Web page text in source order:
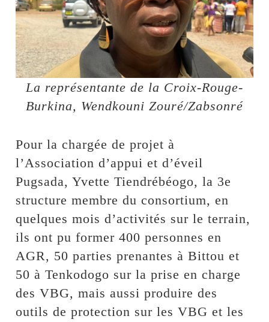
La représentante de la Croix-Rouge-
Burkina, Wendkouni Zouré/Zabsonré
Pour la chargée de projet à
l’Association d’appui et d’éveil
Pugsada, Yvette Tiendrébéogo, la 3e
structure membre du consortium, en
quelques mois d’activités sur le terrain,
ils ont pu former 400 personnes en
AGR, 50 parties prenantes à Bittou et
50 à Tenkodogo sur la prise en charge
des VBG, mais aussi produire des
outils de protection sur les VBG et les